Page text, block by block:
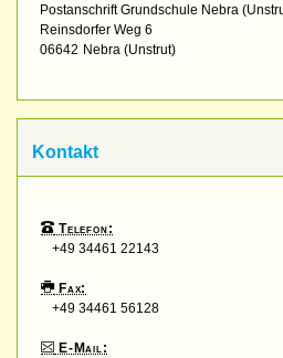
Postanschrift Grundschule Nebra
Reinsdorfer Weg 6
06642 Nebra (Unstrut)
Kontakt
Telefon:
+49 34461 22143
Fax:
+49 34461 56128
E-Mail: